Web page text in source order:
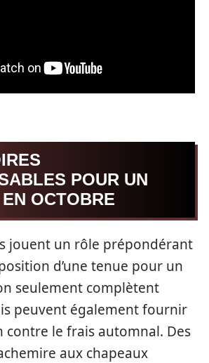
POUR UN
OCTOBRE
jouent un rôle prépondérant
d’une tenue pour un
seulement complètent
peuvent également fournir
contre le frais automnal. Des
aux chapeaux